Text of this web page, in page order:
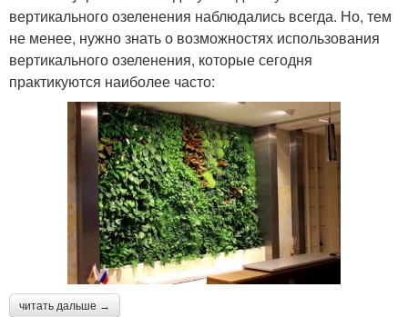
вертикального озеленения наблюдались всегда. Но, тем
не менее, нужно знать о возможностях использования
вертикального озеленения, которые сегодня
практикуются наиболее часто:
читать дальше →